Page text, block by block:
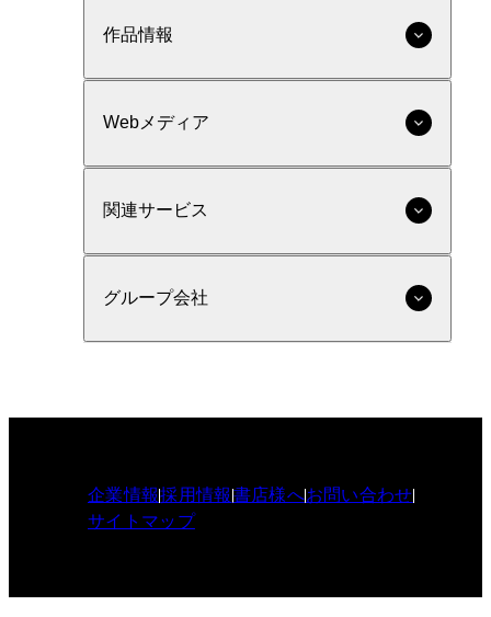
作品情報
Webメディア
関連サービス
グループ会社
企業情報採用情報書店様へお問い合わせ
サイトマップ